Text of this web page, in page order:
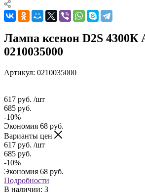
Лампа ксенон D2S 4300К
0210035000
Артикул: 0210035000
617 руб. /шт
685 руб.
-10%
Экономия 68 руб.
Варианты цен
617 руб. /шт
685 руб.
-10%
Экономия 68 руб.
Подробности
В наличии: 3